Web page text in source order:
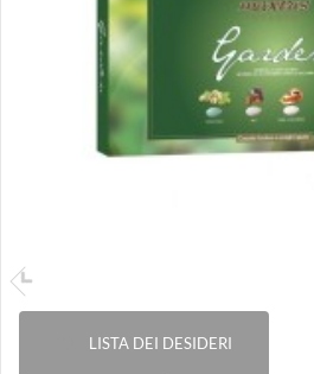
LISTA DEI DESIDERI